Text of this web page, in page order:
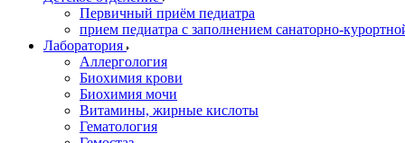
Первичный приём педиатра
прием педиатра с заполнением санаторно-
Лаборатория
Аллергология
Биохимия крови
Биохимия мочи
Витамины, жирные кислоты
Гематология